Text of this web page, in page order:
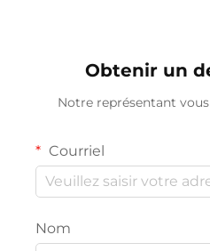
Obtenir un
Notre représentant
Courriel
Nom